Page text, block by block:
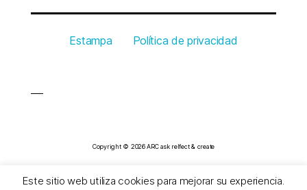
Estampa Política de privacidad
Copyright © 2026 ARC ask relfect & create
Este sitio web utiliza cookies para mejorar su experiencia.